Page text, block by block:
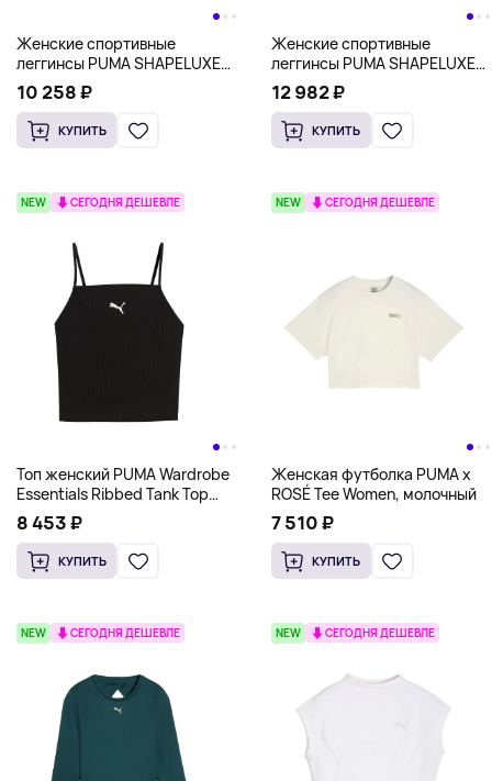
Женские спортивные
леггинсы PUMA SHAPELUXE
High-Waist Training Tights,
бордовый
10 258 ₽
КУПИТЬ
Женские спортивные
леггинсы PUMA SHAPELUXE
High-Waist Training Tights,
лавандовый
12 982 ₽
КУПИТЬ
NEW СЕГОДНЯ ДЕШЕВЛЕ
Топ женский PUMA Wardrobe
Essentials Ribbed Tank Top
Women, черный
8 453 ₽
КУПИТЬ
NEW СЕГОДНЯ ДЕШЕВЛЕ
Женская футболка PUMA x
ROSÉ Tee Women, молочный
7 510 ₽
КУПИТЬ
NEW СЕГОДНЯ ДЕШЕВЛЕ NEW СЕГОДНЯ ДЕШЕВЛЕ